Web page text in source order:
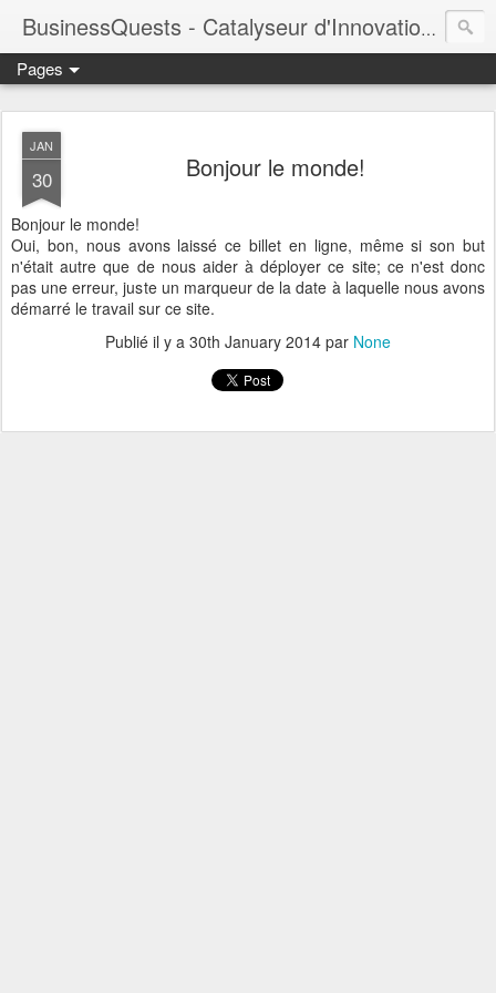
BusinessQuests - Catalyseur d'Innovation en Entreprise
Pages
JAN
30 Bonjour le monde!
Bonjour le monde!
Oui, bon, nous avons laissé ce billet en ligne, même si son but
n'était autre que de nous aider à déployer ce site; ce n'est donc
pas une erreur, juste un marqueur de la date à laquelle nous avons
démarré le travail sur ce site.
Publié il y a 30th January 2014 par None